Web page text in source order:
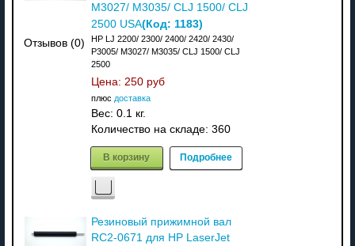
Отзывов (0)
M3027/ M3035/ CLJ 1500/ CLJ
2500 USA(Код: 1183)
HP LJ 2200/ 2300/ 2400/ 2420/ 2430/
P3005/ M3027/ M3035/ CLJ 1500/ CLJ
2500
Цена: 250 руб
плюс доставка
Вес: 0.1 кг.
Количество на складе: 360
В корзину Подробнее
Резиновый прижимной вал
RC2-0671 для HP LaserJet